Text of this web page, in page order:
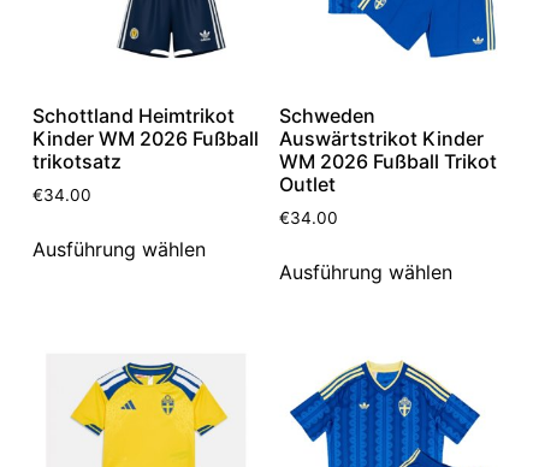
Schottland Heimtrikot
Kinder WM 2026 Fußball
trikotsatz
€34.00
Ausführung wählen
Schweden
Auswärtstrikot Kinder
WM 2026 Fußball Trikot
Outlet
€34.00
Ausführung wählen